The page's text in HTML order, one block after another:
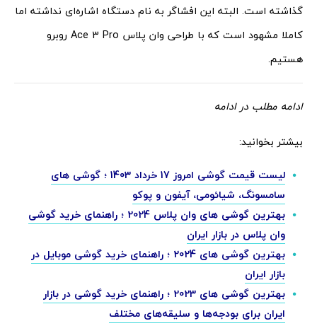
گذاشته است. البته این افشاگر به نام دستگاه اشاره‌ای نداشته اما
کاملا مشهود است که با طراحی وان پلاس Ace 3 Pro روبرو
هستیم.
ادامه مطلب در ادامه
بیشتر بخوانید:
لیست قیمت گوشی امروز 17 خرداد 1403 ؛ گوشی های
سامسونگ، شیائومی، آیفون و پوکو
بهترین گوشی های وان پلاس 2024 ؛ راهنمای خرید گوشی
وان پلاس در بازار ایران
بهترین گوشی های 2024 ؛ راهنمای خرید گوشی موبایل در
بازار ایران
بهترین گوشی های 2023 ؛ راهنمای خرید گوشی در بازار
ایران برای بودجه‌ها و سلیقه‌های مختلف